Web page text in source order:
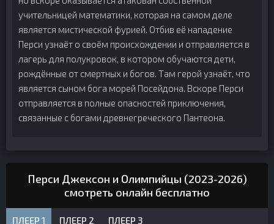
учительницей математики, которая на самом деле
является мистической фурией. Отбив её нападение
Перси узнаёт о своём происхождении и отправляется в
лагерь для полукровок, в котором обучаются дети,
рождённые от смертных и богов. Там герой узнаёт, что
является сыном бога морей Посейдона. Вскоре Перси
отправляется в полные опасностей приключения,
связанные с богами древнегреческого Пантеона.
Перси Джексон и Олимпийцы (2023-2026)
смотреть онлайн бесплатно
ПЛЕЕР 1 ПЛЕЕР 2 ПЛЕЕР 3